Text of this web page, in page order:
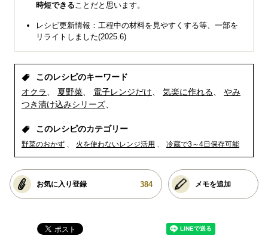
時短できることだと思います。
レシピ更新情報：工程中の材料を見やすくする等、一部を
リライトしました(2025.6)
このレシピのキーワード
オクラ
夏野菜 電子レンジだけ 気楽に作れる
やみ
つき漬け込みシリーズ
このレシピのカテゴリー
野菜のおかず 火を使わないレンジ活用 冷蔵で3～4日保存可能
お気に入り登録 384 メモを追加